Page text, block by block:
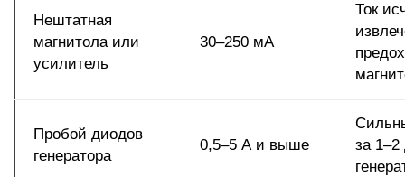
Нештатная
магнитола или
усилитель
30–250 мА
Ток
Пробой диодов
генератора
0,5–5 А и выше
за 1–2